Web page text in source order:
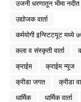
उजनी धरणातून भीमा नदीत
उद्योजक वार्ता
कर्मयोगी इन्स्टिटयूट मध्ये
कला व संस्कृती वार्ता
क्राईम
क्राईम न्यूज
क्रीडा जगत
क्रीडा
धार्मिक
धार्मिक वार्ता